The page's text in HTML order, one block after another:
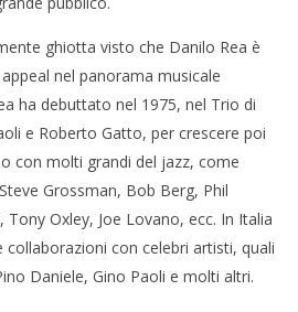
ghiotta visto che Danilo Rea è
nel panorama musicale
ha debuttato nel 1975, nel Trio di
e Roberto Gatto, per crescere poi
con molti grandi del jazz, come
Grossman, Bob Berg, Phil
Oxley, Joe Lovano, ecc. In Italia
con celebri artisti, quali
Daniele, Gino Paoli e molti altri.